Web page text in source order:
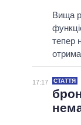
Вища
тепер
17:17 СТАТТЯ